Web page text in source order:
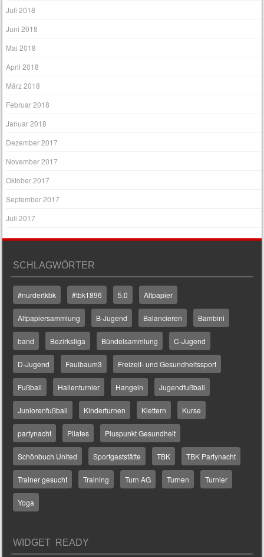
Juli 2018
Juni 2018
Mai 2018
April 2018
März 2018
Februar 2018
Januar 2018
Dezember 2017
November 2017
Oktober 2017
September 2017
Juli 2017
SCHLAGWÖRTER
#nurdertkbk #tbk1896 5.0 Altpapier
Altpapiersammlung B-Jugend Balancieren Bambini
band Bezirksliga Bündelsammlung C-Jugend
D-Jugend Faulbaum3 Freizeit- und Gesundheitssport
Fußball Hallenturnier Hangeln Jugendfußball
Juniorenfußball Kinderturnen Klettern Kurse
partynacht Pilates Pluspunkt Gesundheit
Schönbuch United Sportgaststätte TBK TBK Partynacht
Trainer gesucht Training Turn AG Turnen Turnier
Yoga
WIDGET READY